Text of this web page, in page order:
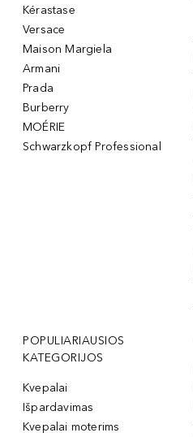
Kérastase
Versace
Maison Margiela
Armani
Prada
Burberry
MOÉRIE
Schwarzkopf Professional
POPULIARIAUSIOS
KATEGORIJOS
Kvepalai
Išpardavimas
Kvepalai moterims